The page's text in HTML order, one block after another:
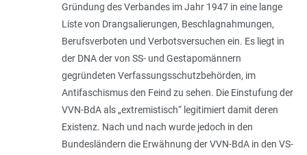
Gründung des Verbandes im Jahr 1947 in eine lange
Liste von Drangsalierungen, Beschlagnahmungen,
Berufsverboten und Verbotsversuchen ein. Es liegt in
der DNA der von SS- und Gestapomännern
gegründeten Verfassungsschutzbehörden, im
Antifaschismus den Feind zu sehen. Die Einstufung der
VVN-BdA als „extremistisch“ legitimiert damit deren
Existenz. Nach und nach wurde jedoch in den
Bundesländern die Erwähnung der VVN-BdA in den VS-